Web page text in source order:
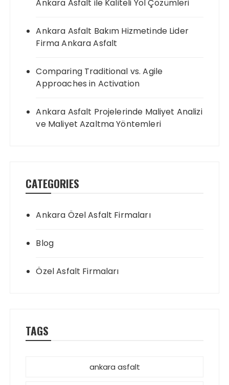
Ankara Asfalt ile Kaliteli Yol Çözümleri
Ankara Asfalt Bakım Hizmetinde Lider
Firma Ankara Asfalt
Comparing Traditional vs. Agile
Approaches in Activation
Ankara Asfalt Projelerinde Maliyet Analizi
ve Maliyet Azaltma Yöntemleri
CATEGORIES
Ankara Özel Asfalt Firmaları
Blog
Özel Asfalt Firmaları
TAGS
ankara asfalt